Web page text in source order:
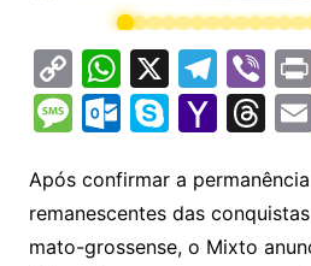
C
o
p
y
Li
W
h
at
s
A
X T
el
e
gr
a
Vi
b
er
M
s
s
O
lo
o
S
y
p
Y
h
o
T
e
a
Após confirmar a
remanescentes das
mato-grossense, o Mixto